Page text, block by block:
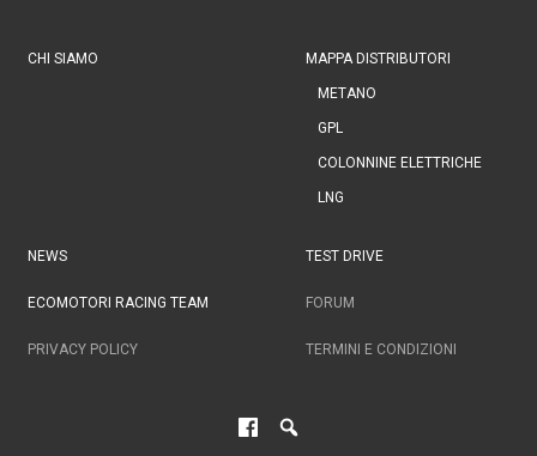
CHI SIAMO MAPPA DISTRIBUTORI
METANO
GPL
COLONNINE ELETTRICHE
LNG
NEWS TEST DRIVE
ECOMOTORI RACING TEAM FORUM
PRIVACY POLICY TERMINI E CONDIZIONI